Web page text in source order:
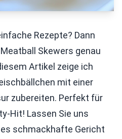
Rezepte? Dann
Skewers genau
Artikel zeige ich
mit einer
zubereiten. Perfekt für
Hit! Lassen Sie uns
schmackhafte Gericht